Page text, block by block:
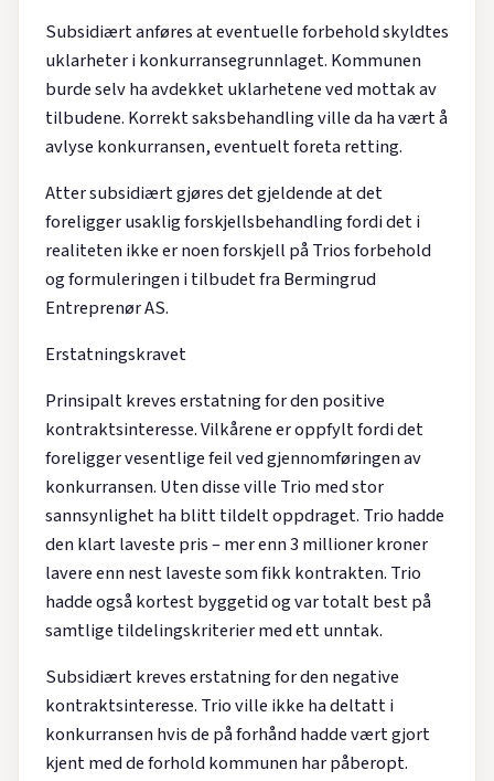
Subsidiært anføres at eventuelle forbehold skyldtes
uklarheter i konkurransegrunnlaget. Kommunen
burde selv ha avdekket uklarhetene ved mottak av
tilbudene. Korrekt saksbehandling ville da ha vært å
avlyse konkurransen, eventuelt foreta retting.
Atter subsidiært gjøres det gjeldende at det
foreligger usaklig forskjellsbehandling fordi det i
realiteten ikke er noen forskjell på Trios forbehold
og formuleringen i tilbudet fra Bermingrud
Entreprenør AS.
Erstatningskravet
Prinsipalt kreves erstatning for den positive
kontraktsinteresse. Vilkårene er oppfylt fordi det
foreligger vesentlige feil ved gjennomføringen av
konkurransen. Uten disse ville Trio med stor
sannsynlighet ha blitt tildelt oppdraget. Trio hadde
den klart laveste pris – mer enn 3 millioner kroner
lavere enn nest laveste som fikk kontrakten. Trio
hadde også kortest byggetid og var totalt best på
samtlige tildelingskriterier med ett unntak.
Subsidiært kreves erstatning for den negative
kontraktsinteresse. Trio ville ikke ha deltatt i
konkurransen hvis de på forhånd hadde vært gjort
kjent med de forhold kommunen har påberopt.